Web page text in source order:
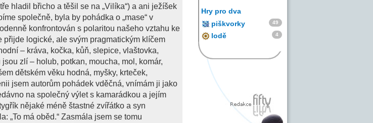
hladil břicho a těšil se na „Vilíka“) a ani ježíšek
společně, byla by pohádka o „mase“ v
konfrontován s polaritou našeho vztahu ke
logické, ale svým pragmatickým klíčem
– kráva, kočka, kůň, slepice, vlaštovka,
zlí – holub, potkan, moucha, mol, komár,
dětském věku hodná, myšky, krteček,
jsem autorům pohádek vděčná, vnímám ji jako
na společný výlet s kamarádkou a jejím
nějaké méně štastné zvířátko a syn
„To má oběd.“ Zasmála jsem se tomu
Hry pro dva
piškvorky
49
lodě 4